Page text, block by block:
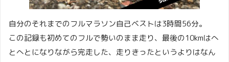
自分のそれまでのフルマラソン自己ベストは3時間56分。
この記録も初めてのフルで勢いのまま走り、最後の10kmはへ
とへとになりながら完走した、走りきったというよりはなん